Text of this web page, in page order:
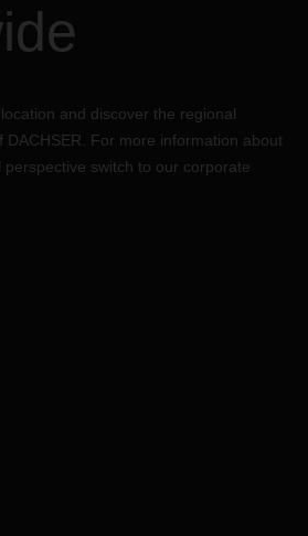
and discover the regional
DACHSER. For more information about
perspective switch to our corporate